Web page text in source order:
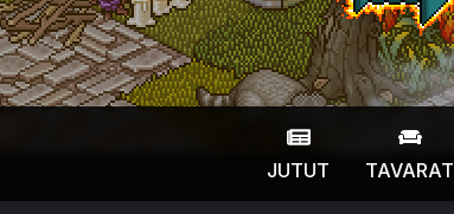
JUTUT
TAVARAT